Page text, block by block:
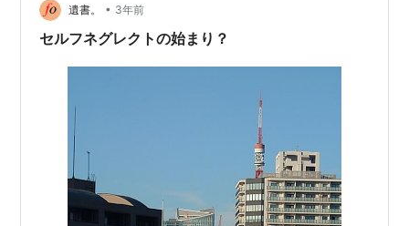
遺書。 • 3年前
セルフネグレクトの始まり？